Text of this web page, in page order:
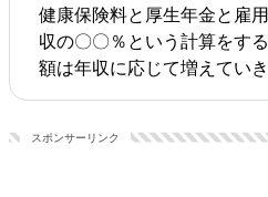
健康保険料と厚生年金と雇
収の〇〇％という計算をす
額は年収に応じて増えていき
スポンサーリンク